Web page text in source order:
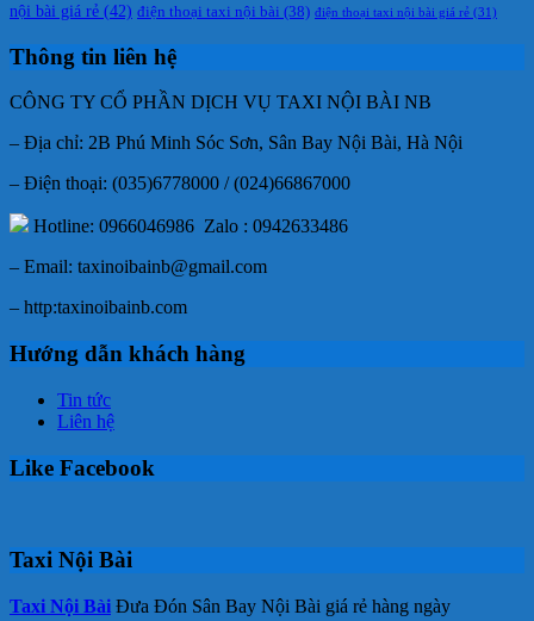
nội bài giá rẻ (42) điện thoại taxi nội bài (38) điện thoại taxi nội bài giá rẻ (31)
Thông tin liên hệ
CÔNG TY CỔ PHẦN DỊCH VỤ TAXI NỘI BÀI NB
– Địa chỉ: 2B Phú Minh Sóc Sơn, Sân Bay Nội Bài, Hà Nội
– Điện thoại: (035)6778000 / (024)66867000
Hotline: 0966046986 Zalo : 0942633486
– Email: taxinoibainb@gmail.com
– http:taxinoibainb.com
Hướng dẫn khách hàng
Tin tức
Liên hệ
Like Facebook
Taxi Nội Bài
Taxi Nội Bài Đưa Đón Sân Bay Nội Bài giá rẻ hàng ngày